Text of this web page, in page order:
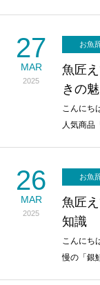
27
MAR
2025
お魚
魚匠
きの
こんにち
人気商品
26
MAR
2025
お魚
魚匠
知識
こんにち
慢の「銀